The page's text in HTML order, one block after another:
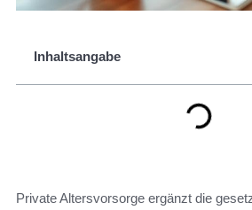
Inhaltsangabe
Private Altersvorsorge ergänzt die